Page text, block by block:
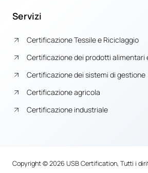
Servizi
Certificazione Tessile e Riciclaggio
Certificazione dei prodotti alimentari
Certificazione dei sistemi di gestione
Certificazione agricola
Certificazione industriale
Copyright © 2026 USB Certification, Tutti i